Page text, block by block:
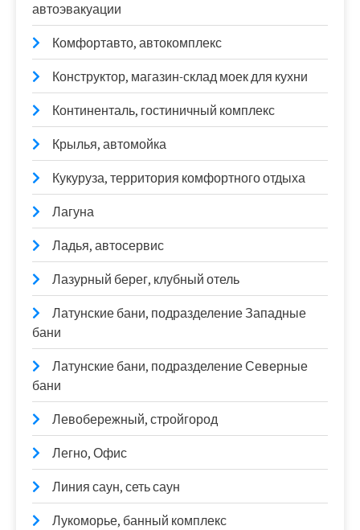
автоэвакуации
Комфортавто, автокомплекс
Конструктор, магазин-склад моек для кухни
Континенталь, гостиничный комплекс
Крылья, автомойка
Кукуруза, территория комфортного отдыха
Лагуна
Ладья, автосервис
Лазурный берег, клубный отель
Латунские бани, подразделение Западные
бани
Латунские бани, подразделение Северные
бани
Левобережный, стройгород
Легно, Офис
Линия саун, сеть саун
Лукоморье, банный комплекс